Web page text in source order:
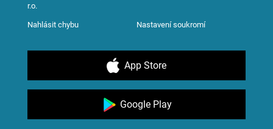
r.o.
Nahlásit chybu Nastavení soukromí
App Store
Google Play